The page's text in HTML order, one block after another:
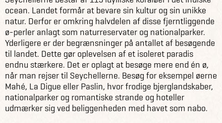
ocean. Landet formår at bevare sin kultur og sin unikke
natur. Derfor er omkring halvdelen af disse fjerntliggende
ø-perler anlagt som naturreservater og nationalparker.
Yderligere er der begrænsninger på antallet af besøgende
til landet. Dette gør oplevelsen af et isoleret paradis
endnu stærkere. Det er oplagt at besøge mere end én ø,
når man rejser til Seychellerne. Besøg for eksempel øerne
Mahé, La Digue eller Paslin, hvor frodige bjerglandskaber,
nationalparker og romantiske strande og hoteller
udmærker sig ved beliggenheden med havet som nabo.